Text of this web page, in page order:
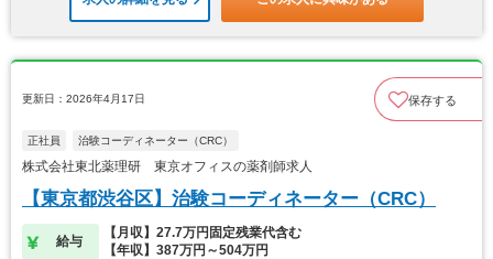
更新日：2026年4月17日 保存する
正社員 治験コーディネーター（CRC）
株式会社東北薬理研 東京オフィスの薬剤師求人
【東京都渋谷区】治験コーディネーター（CRC）
給与
【月収】27.7万円固定残業代含む
【年収】387万円～504万円